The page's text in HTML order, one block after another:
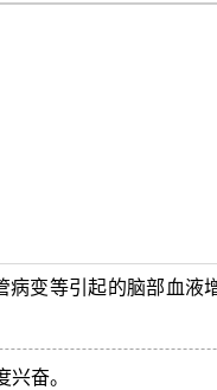
变等引起的脑部血液
奋。